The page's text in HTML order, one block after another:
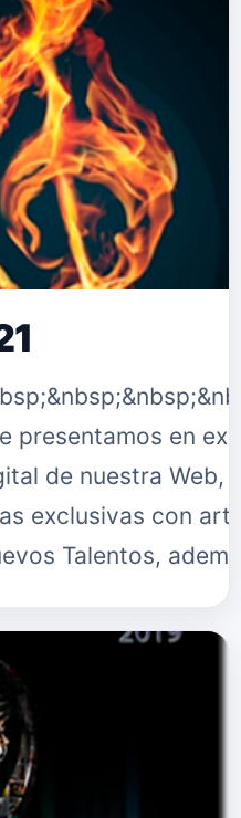
presentamos en
de nuestra Web,
exclusivas con
Talentos,